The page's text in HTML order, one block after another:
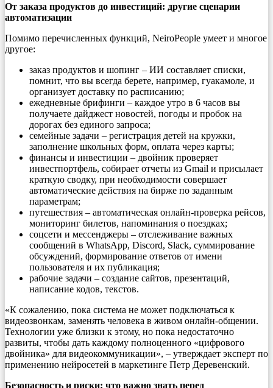
От заказа продуктов до инвестиций: другие сценарии
автоматизации
Помимо перечисленных функций, NeiroPeople умеет и многое
другое:
заказ продуктов и шопинг – ИИ составляет списки,
помнит, что вы всегда берете, например, гуакамоле, и
организует доставку по расписанию;
ежедневные брифинги – каждое утро в 6 часов вы
получаете дайджест новостей, погоды и пробок на
дорогах без единого запроса;
семейные задачи – регистрация детей на кружки,
заполнение школьных форм, оплата через карты;
финансы и инвестиции – двойник проверяет
инвестпортфель, собирает отчеты из Gmail и присылает
краткую сводку, при необходимости совершает
автоматические действия на бирже по заданным
параметрам;
путешествия – автоматическая онлайн-проверка рейсов,
мониторинг билетов, напоминания о поездках;
соцсети и мессенджеры – отслеживание важных
сообщений в WhatsApp, Discord, Slack, суммирование
обсуждений, формирование ответов от имени
пользователя и их публикация;
рабочие задачи – создание сайтов, презентаций,
написание кодов, текстов.
«К сожалению, пока система не может подключаться к
видеозвонкам, заменять человека в живом онлайн-общении.
Технологии уже близки к этому, но пока недостаточно
развиты, чтобы дать каждому полноценного «цифрового
двойника» для видеокоммуникации», – утверждает эксперт по
применению нейросетей в маркетинге Петр Деревенский.
Безопасность и риски: что важно знать перед